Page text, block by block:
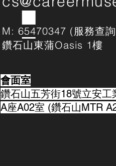
M: 65470347 (服務查
鑽石山東蒲Oasis 1樓
會面室
鑽石山五芳街18號立安工
A座A02室 (鑽石山MTR